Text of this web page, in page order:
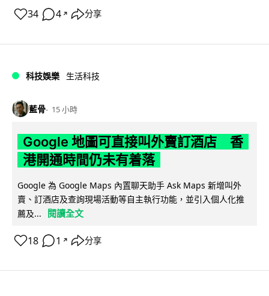
34 4 ↗ 分享
科技娛樂 生活科技
藍骨 15 小時
Google 地圖可直接叫外賣訂酒店 香
港開通時間仍未有着落
Google 為 Google Maps 內置聊天助手 Ask Maps 新增叫外
賣、訂酒店及查詢現場活動等自主執行功能，並引入個人化推
薦及...
閱讀全文
18 1 ↗ 分享